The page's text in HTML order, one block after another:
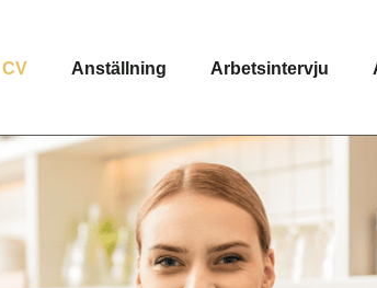
CV Anställning Arbetsintervju
Referenser Praktikplats
Spontanansökan Distansjobb